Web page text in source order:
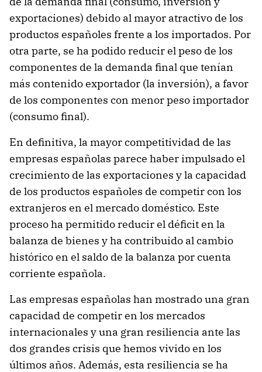
exportaciones) debido al mayor atractivo de los
productos españoles frente a los importados. Por
otra parte, se ha podido reducir el peso de los
componentes de la demanda final que tenían
más contenido exportador (la inversión), a favor
de los componentes con menor peso importador
(consumo final).
En definitiva, la mayor competitividad de las
empresas españolas parece haber impulsado el
crecimiento de las exportaciones y la capacidad
de los productos españoles de competir con los
extranjeros en el mercado doméstico. Este
proceso ha permitido reducir el déficit en la
balanza de bienes y ha contribuido al cambio
histórico en el saldo de la balanza por cuenta
corriente española.
Las empresas españolas han mostrado una gran
capacidad de competir en los mercados
internacionales y una gran resiliencia ante las
dos grandes crisis que hemos vivido en los
últimos años. Además, esta resiliencia se ha